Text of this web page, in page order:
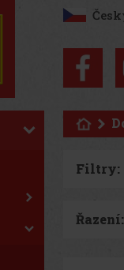
Filtry:
Řazení: